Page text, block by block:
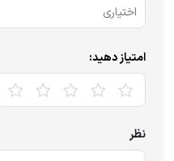
امتیاز دهید:
نظر